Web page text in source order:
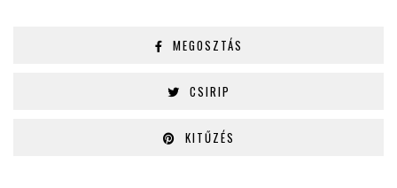
MEGOSZTÁS
CSIRIP
KITŰZÉS